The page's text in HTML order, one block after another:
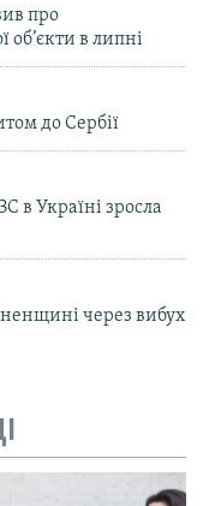
про
об’єкти в липні
до Сербії
в Україні зросла
через вибух